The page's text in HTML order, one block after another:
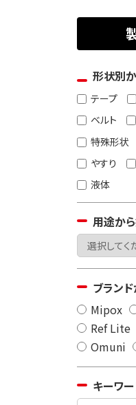
形状別
テープ
ベルト
特殊形状
やすり
液体
用途か
ブラン
Mipox
Ref Lite
Omuni
キーワ